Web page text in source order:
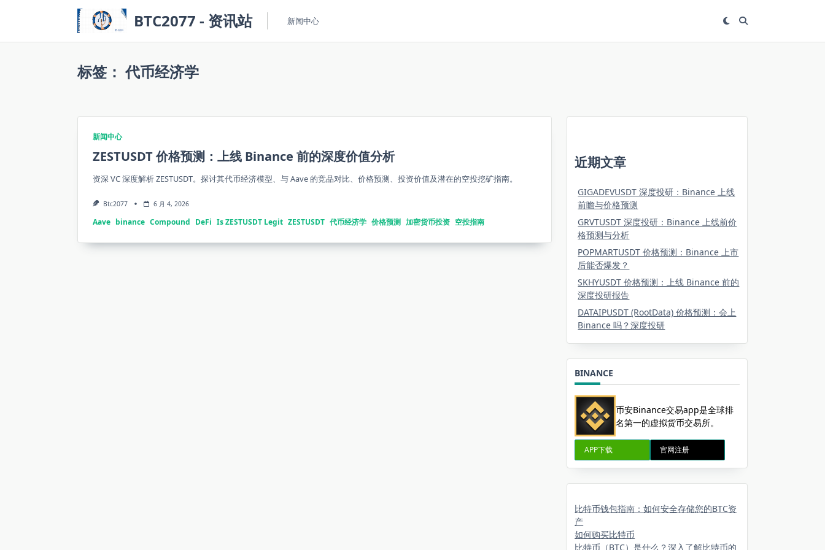
BTC2077 - 资讯站 新闻中心
标签：代币经济学
新闻中心
ZESTUSDT 价格预测：上线 Binance 前的深度价值分析
资深 VC 深度解析 ZESTUSDT。探讨其代币经济模型、与 Aave 的竞品对比、价格预测、投资价值及潜在的空投挖矿指南。
Btc2077 6 月 4, 2026
Aave binance Compound DeFi Is ZESTUSDT Legit ZESTUSDT 代币经济学 价格预测 加密货币投资 空投指南
近期文章
GIGADEVUSDT 深度投研：Binance 上线
前瞻与价格预测
GRVTUSDT 深度投研：Binance 上线前价
格预测与分析
POPMARTUSDT 价格预测：Binance 上市
后能否爆发？
SKHYUSDT 价格预测：上线 Binance 前的
深度投研报告
DATAIPUSDT (RootData) 价格预测：会上
Binance 吗？深度投研
BINANCE
币安Binance交易app是全球排
名第一的虚拟货币交易所。
APP下载 官网注册
比特币钱包指南：如何安全存储您的BTC资
产
如何购买比特币
比特币（BTC）是什么？深入了解比特币的